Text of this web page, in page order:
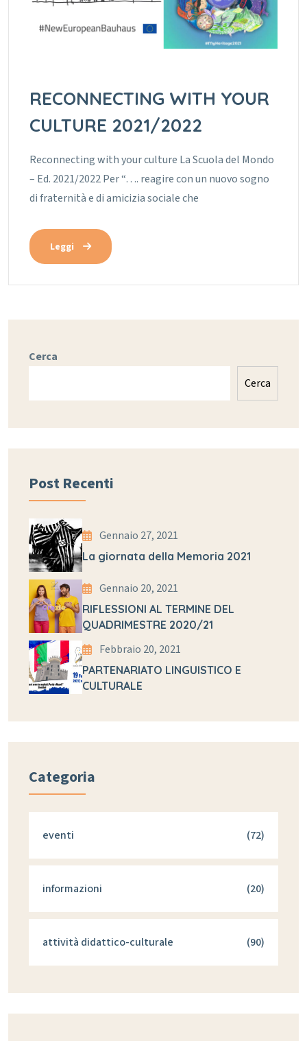
RECONNECTING WITH YOUR
CULTURE 2021/2022
Reconnecting with your culture La Scuola del Mondo
– Ed. 2021/2022 Per “…. reagire con un nuovo sogno
di fraternità e di amicizia sociale che
Leggi
Cerca
Cerca
Post Recenti
Gennaio 27, 2021
La giornata della Memoria 2021
Gennaio 20, 2021
RIFLESSIONI AL TERMINE DEL
QUADRIMESTRE 2020/21
Febbraio 20, 2021
PARTENARIATO LINGUISTICO E
CULTURALE
Categoria
eventi (72)
informazioni (20)
attività didattico-culturale (90)